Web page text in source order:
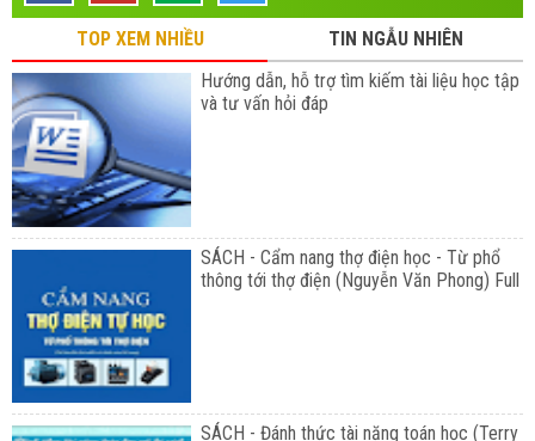
TOP XEM NHIỀU
TIN NGẪU NHIÊN
Hướng dẫn, hỗ trợ tìm kiếm tài liệu học tập
và tư vấn hỏi đáp
SÁCH - Cẩm nang thợ điện học - Từ phổ
thông tới thợ điện (Nguyễn Văn Phong) Full
SÁCH - Đánh thức tài năng toán học (Terry